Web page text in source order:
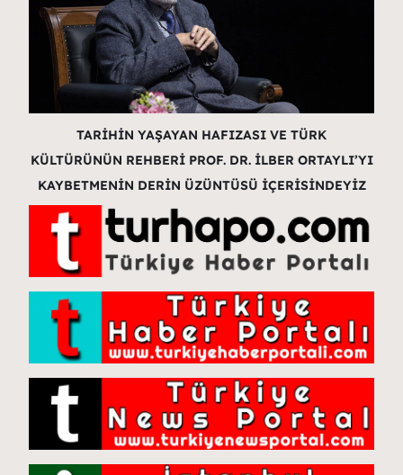
TARİHİN YAŞAYAN HAFIZASI VE TÜRK
KÜLTÜRÜNÜN REHBERİ PROF. DR. İLBER ORTAYLI’YI
KAYBETMENİN DERİN ÜZÜNTÜSÜ İÇERİSİNDEYİZ